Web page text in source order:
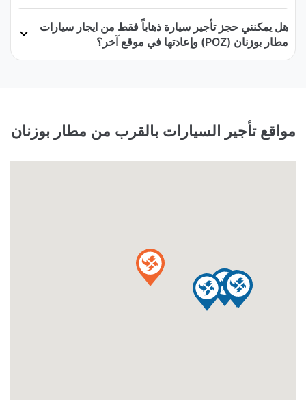
هل يمكنني حجز تأجير سيارة ذهاباً فقط من ايجار سيارات
مطار بوزنان (POZ) وإعادتها في موقع آخر؟
مواقع تأجير السيارات بالقرب من مطار بوزنان